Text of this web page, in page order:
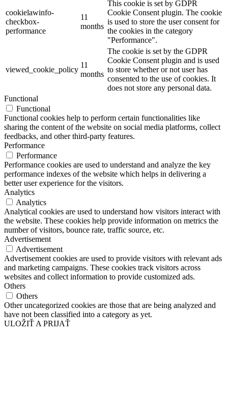
cookielawinfo-
checkbox-
performance
11
months
This cookie is set by GDPR
Cookie Consent plugin. The cookie
is used to store the user consent for
the cookies in the category
"Performance".
viewed_cookie_policy
11
months
The cookie is set by the GDPR
Cookie Consent plugin and is used
to store whether or not user has
consented to the use of cookies. It
does not store any personal data.
Functional
Functional
Functional cookies help to perform certain functionalities like
sharing the content of the website on social media platforms, collect
feedbacks, and other third-party features.
Performance
Performance
Performance cookies are used to understand and analyze the key
performance indexes of the website which helps in delivering a
better user experience for the visitors.
Analytics
Analytics
Analytical cookies are used to understand how visitors interact with
the website. These cookies help provide information on metrics the
number of visitors, bounce rate, traffic source, etc.
Advertisement
Advertisement
Advertisement cookies are used to provide visitors with relevant ads
and marketing campaigns. These cookies track visitors across
websites and collect information to provide customized ads.
Others
Others
Other uncategorized cookies are those that are being analyzed and
have not been classified into a category as yet.
ULOŽIŤ A PRIJAŤ